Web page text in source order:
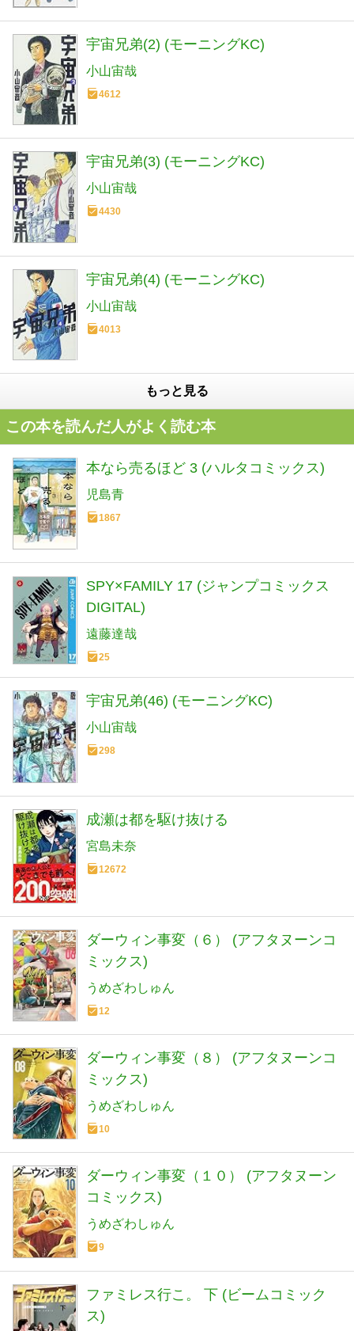
宇宙兄弟(2) (モーニングKC)
小山宙哉
4612
宇宙兄弟(3) (モーニングKC)
小山宙哉
4430
宇宙兄弟(4) (モーニングKC)
小山宙哉
4013
もっと見る
この本を読んだ人がよく読む本
本なら売るほど 3 (ハルタコミックス)
児島青
1867
SPY×FAMILY 17 (ジャンプコミックス
DIGITAL)
遠藤達哉
25
宇宙兄弟(46) (モーニングKC)
小山宙哉
298
成瀬は都を駆け抜ける
宮島未奈
12672
ダーウィン事変（６） (アフタヌーンコ
ミックス)
うめざわしゅん
12
ダーウィン事変（８） (アフタヌーンコ
ミックス)
うめざわしゅん
10
ダーウィン事変（１０） (アフタヌーン
コミックス)
うめざわしゅん
9
ファミレス行こ。 下 (ビームコミック
ス)